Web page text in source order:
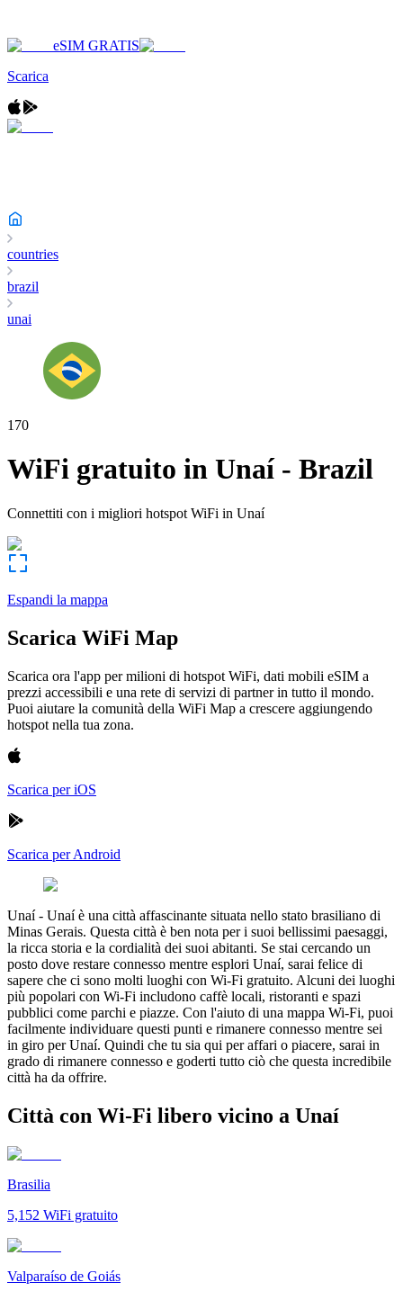
eSIM GRATIS
Scarica
countries
brazil
unai
170
WiFi gratuito in Unaí- Brazil
Connettiti con i migliori hotspot WiFi in Unaí
Espandi la mappa
Scarica WiFi Map
Scarica ora l'app per milioni di hotspot WiFi, dati mobili eSIM a
prezzi accessibili e una rete di servizi di partner in tutto il mondo.
Puoi aiutare la comunità della WiFi Map a crescere aggiungendo
hotspot nella tua zona.
Scarica per iOS
Scarica per Android
Unaí- Unaí è una città affascinante situata nello stato brasiliano di
Minas Gerais. Questa città è ben nota per i suoi bellissimi paesaggi,
la ricca storia e la cordialità dei suoi abitanti. Se stai cercando un
posto dove restare connesso mentre esplori Unaí, sarai felice di
sapere che ci sono molti luoghi con Wi-Fi gratuito. Alcuni dei luoghi
più popolari con Wi-Fi includono caffè locali, ristoranti e spazi
pubblici come parchi e piazze. Con l'aiuto di una mappa Wi-Fi, puoi
facilmente individuare questi punti e rimanere connesso mentre sei
in giro per Unaí. Quindi che tu sia qui per affari o piacere, sarai in
grado di rimanere connesso e goderti tutto ciò che questa incredibile
città ha da offrire.
Città con Wi-Fi libero vicino a Unaí
Brasilia
5,152 WiFi gratuito
Valparaíso de Goiás